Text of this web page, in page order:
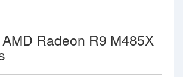
Radeon R9 M485X